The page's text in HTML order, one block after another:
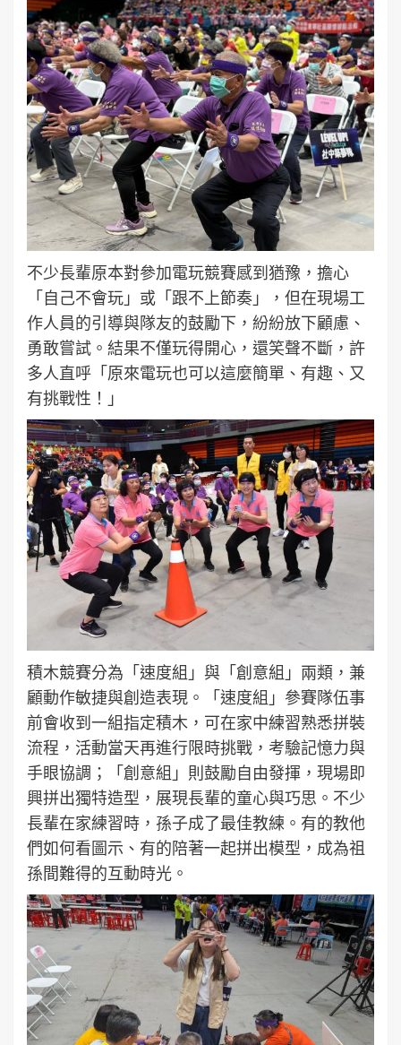
不少長輩原本對參加電玩競賽感到猶豫，擔心
「自己不會玩」或「跟不上節奏」，但在現場工
作人員的引導與隊友的鼓勵下，紛紛放下顧慮、
勇敢嘗試。結果不僅玩得開心，還笑聲不斷，許
多人直呼「原來電玩也可以這麼簡單、有趣、又
有挑戰性！」
積木競賽分為「速度組」與「創意組」兩類，兼
顧動作敏捷與創造表現。「速度組」參賽隊伍事
前會收到一組指定積木，可在家中練習熟悉拼裝
流程，活動當天再進行限時挑戰，考驗記憶力與
手眼協調；「創意組」則鼓勵自由發揮，現場即
興拼出獨特造型，展現長輩的童心與巧思。不少
長輩在家練習時，孫子成了最佳教練。有的教他
們如何看圖示、有的陪著一起拼出模型，成為祖
孫間難得的互動時光。